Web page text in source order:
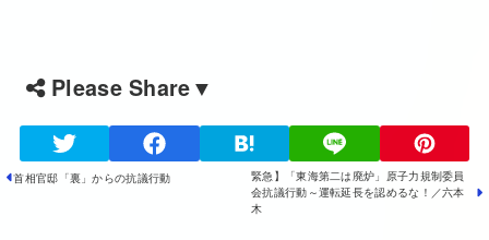
Please Share▼
緊急】「東海第二は廃炉」原子力規制委員
会抗議行動～運転延長を認めるな！／六本
木
首相官邸「裏」からの抗議行動